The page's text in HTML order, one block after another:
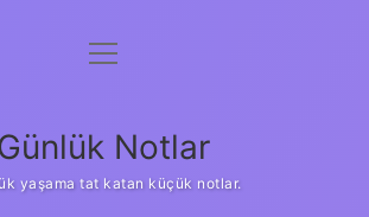
Anasayfa
Yasal Uyarı
menüyü
Notlar
yaşama tat katan küçük notlar.